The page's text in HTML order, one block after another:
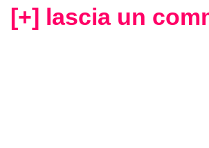
[+] lascia un